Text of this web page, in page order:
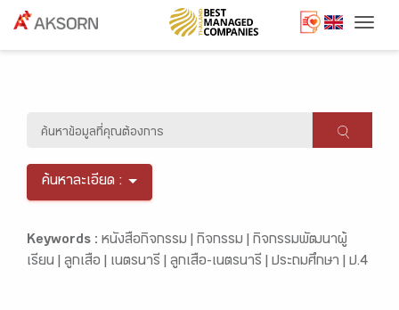
ค้นหาละเอียด :
Keywords : หนังสือกิจกรรม | กิจกรรม | กิจกรรมพัฒนาผู้
เรียน | ลูกเสือ | เนตรนารี | ลูกเสือ-เนตรนารี | ประถมศึกษา | ป.4